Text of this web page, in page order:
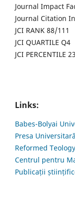
Journal Impact
Journal Citation
JCI RANK 88/111
JCI QUARTILE Q4
JCI PERCENTILE
Links:
Babes-Bolyai
Presa
Reformed
Centrul pentru
Publicații